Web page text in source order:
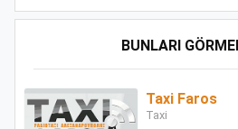
BUNLARI
Taxi Faros
Taxi